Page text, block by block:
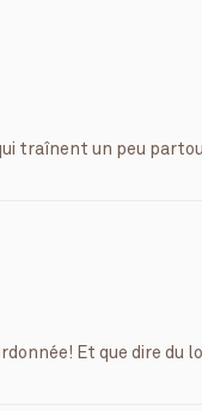
traînent un peu
Et que dire du